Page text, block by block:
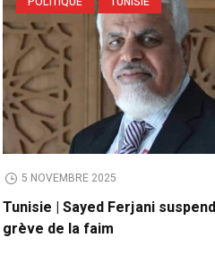
5 NOVEMBRE 2025
Tunisie | Sayed Ferjani
grève de la faim